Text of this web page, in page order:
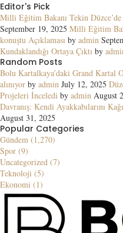
Editor's Pick
Milli Eğitim Bakanı Tekin Düzce’de
September 19, 2025 Milli Eğitim
konuştu Açıklaması by admin
Kundaklandığı Ortaya Çıktı by
Random Posts
Bolu Kartalkaya’daki Grand Kartal
alınıyor by admin July 12, 2025
Projeleri İnceledi by admin August
Davranış: Kendi Ayakkabılarını
August 31, 2025
Popular Categories
Gündem (1,270)
Spor (9)
Uncategorized (7)
Teknoloji (5)
Ekonomi (1)